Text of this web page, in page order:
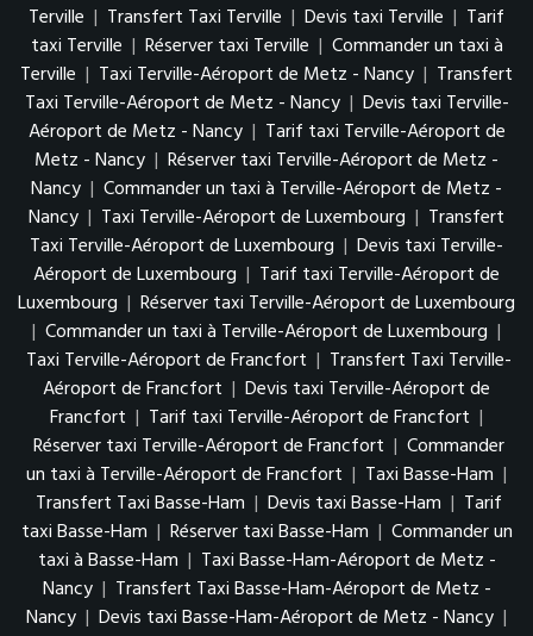
Terville | Transfert Taxi Terville | Devis taxi Terville | Tarif
taxi Terville | Réserver taxi Terville | Commander un taxi à
Terville | Taxi Terville-Aéroport de Metz - Nancy | Transfert
Taxi Terville-Aéroport de Metz - Nancy | Devis taxi Terville-
Aéroport de Metz - Nancy | Tarif taxi Terville-Aéroport de
Metz - Nancy | Réserver taxi Terville-Aéroport de Metz -
Nancy | Commander un taxi à Terville-Aéroport de Metz -
Nancy | Taxi Terville-Aéroport de Luxembourg | Transfert
Taxi Terville-Aéroport de Luxembourg | Devis taxi Terville-
Aéroport de Luxembourg | Tarif taxi Terville-Aéroport de
Luxembourg | Réserver taxi Terville-Aéroport de Luxembourg
| Commander un taxi à Terville-Aéroport de Luxembourg |
Taxi Terville-Aéroport de Francfort | Transfert Taxi Terville-
Aéroport de Francfort | Devis taxi Terville-Aéroport de
Francfort | Tarif taxi Terville-Aéroport de Francfort |
Réserver taxi Terville-Aéroport de Francfort | Commander
un taxi à Terville-Aéroport de Francfort | Taxi Basse-Ham |
Transfert Taxi Basse-Ham | Devis taxi Basse-Ham | Tarif
taxi Basse-Ham | Réserver taxi Basse-Ham | Commander un
taxi à Basse-Ham | Taxi Basse-Ham-Aéroport de Metz -
Nancy | Transfert Taxi Basse-Ham-Aéroport de Metz -
Nancy | Devis taxi Basse-Ham-Aéroport de Metz - Nancy |